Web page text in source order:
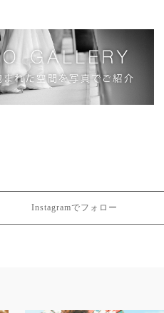
Instagramでフォロー